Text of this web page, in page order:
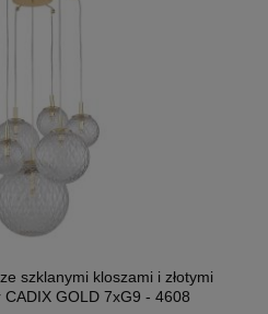
szklanymi kloszami i złotymi
GOLD 7xG9 - 4608